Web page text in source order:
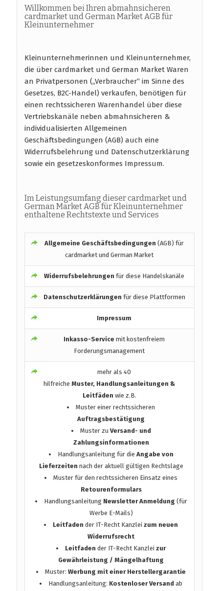
Willkommen bei Ihren abmahnsicheren
cardmarket und German Market AGB für
Kleinunternehmer
Kleinunternehmerinnen und Kleinunternehmer,
die über cardmarket und German Market Waren
an Privatpersonen („Verbraucher“ im Sinne des
Gesetzes, B2C-Handel) verkaufen, benötigen für
einen rechtssicheren Warenhandel über diese
Vertriebskanäle neben abmahnsicheren &
individualisierten Allgemeinen
Geschäftsbedingungen (AGB) auch eine
Widerrufsbelehrung und Datenschutzerklärung
sowie ein gesetzeskonformes Impressum.
Im Leistungsumfang dieser cardmarket und
German Market AGB für Kleinunternehmer
enthaltene Rechtstexte und Services
Allgemeine Geschäftsbedingungen (AGB) für
cardmarket und German Market
Widerrufsbelehrungenfür diese Handelskanäle
Datenschutzerklärungen für diese Plattformen
Impressum
Inkasso-Service mit kostenfreiem
Forderungsmanagement
mehr als 40
hilfreicheMuster, Handlungsanleitungen &
Leitfäden wie z.B.
Muster einer rechtssicheren
Auftragsbestätigung
Muster zu Versand- und
Zahlungsinformationen
Handlungsanleitung für die Angabe von
Lieferzeiten nach der aktuell gültigen Rechtslage
Muster für den rechtssicheren Einsatz eines
Retourenformulars
Handlungsanleitung Newsletter Anmeldung (für
Werbe E-Mails)
Leitfaden der IT-Recht Kanzleizum neuen
Widerrufsrecht
Leitfaden der IT-Recht Kanzleizur
Gewährleistung / Mängelhaftung
Muster:Werbung mit einer Herstellergarantie
Handlungsanleitung: Kostenloser Versand ab